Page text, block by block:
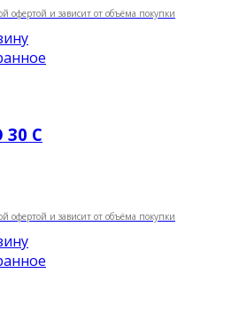
офертой и зависит от объёма покупки
С
офертой и зависит от объёма покупки